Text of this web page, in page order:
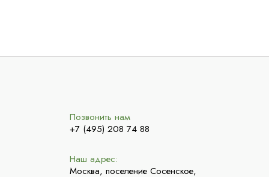
Позвонить нам
+7 (495) 208 74 88
Наш адрес:
Москва, поселение Сосенское,